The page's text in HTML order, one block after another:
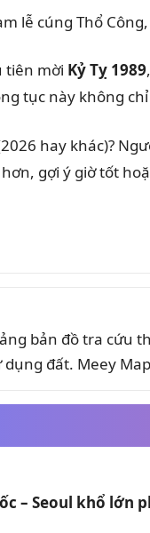
lễ cúng Thổ
tiên mời Kỷ Tỵ 1989
tục này không
hay khác)?
gợi ý giờ tốt
bản đồ tra cứu
dụng đất. Meey
– Seoul khổ lớn